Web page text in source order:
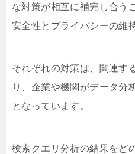
な対策が相互に補完し合う
安全性とプライバシーの維
それぞれの対策は、関連す
り、企業や機関がデータ分
となっています。
検索クエリ分析の結果をど